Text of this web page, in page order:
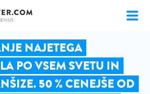
NAJETEGA
PO VSEM SVETU IN
50 % CENEJŠE OD